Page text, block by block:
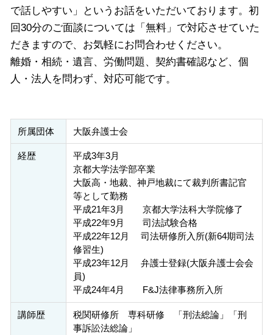
で話しやすい」というお話をいただいております。初
回30分のご面談については「無料」で対応させていた
だきますので、お気軽にお問合わせください。
離婚・相続・遺言、労働問題、契約書確認など、個
人・法人を問わず、対応可能です。
所属団体 大阪弁護士会
経歴
平成3年3月
京都大学法学部卒業
大阪高・地裁、神戸地裁にて裁判所書記官
等として勤務
平成21年3月 京都大学法科大学院修了
平成22年9月 司法試験合格
平成22年12月 司法研修所入所(新64期司法
修習生)
平成23年12月 弁護士登録(大阪弁護士会会
員)
平成24年4月 F&J法律事務所入所
講師歴
税関研修所 専科研修 「刑法総論」「刑
事訴訟法総論」